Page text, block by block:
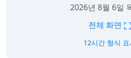
2026년 8월 6일
전체 화면 ⛶
12시간 형식 표